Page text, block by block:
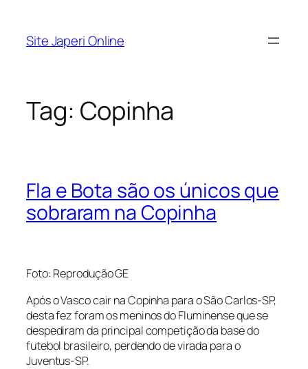
Site Japeri Online
Tag: Copinha
Fla e Bota são os únicos que
sobraram na Copinha
Foto: Reprodução GE
Após o Vasco cair na Copinha para o São Carlos-SP,
desta fez foram os meninos do Fluminense que se
despediram da principal competição da base do
futebol brasileiro, perdendo de virada para o
Juventus-SP.